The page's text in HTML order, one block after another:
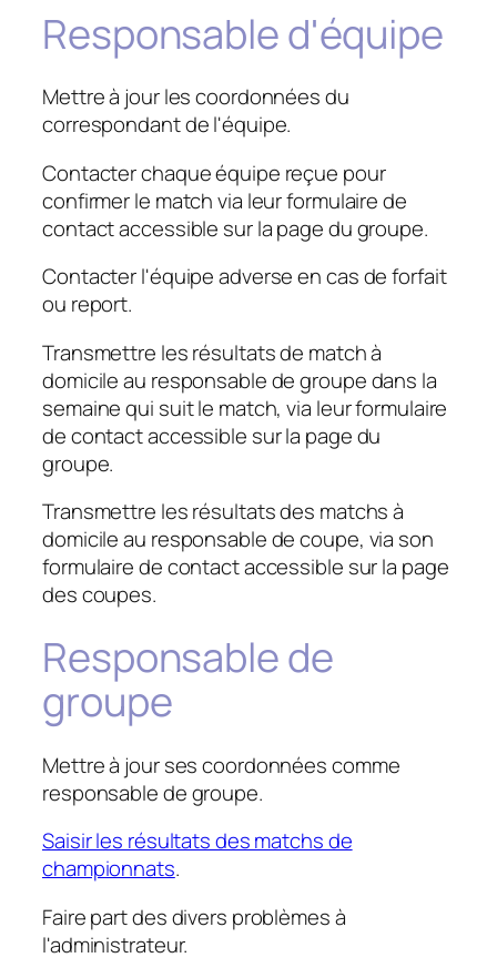
Responsable d'équipe
Mettre à jour les coordonnées du
correspondant de l'équipe.
Contacter chaque équipe reçue pour
confirmer le match via leur formulaire de
contact accessible sur la page du groupe.
Contacter l'équipe adverse en cas de forfait
ou report.
Transmettre les résultats de match à
domicile au responsable de groupe dans la
semaine qui suit le match, via leur formulaire
de contact accessible sur la page du
groupe.
Transmettre les résultats des matchs à
domicile au responsable de coupe, via son
formulaire de contact accessible sur la page
des coupes.
Responsable de
groupe
Mettre à jour ses coordonnées comme
responsable de groupe.
Saisir les résultats des matchs de
championnats.
Faire part des divers problèmes à
l'administrateur.